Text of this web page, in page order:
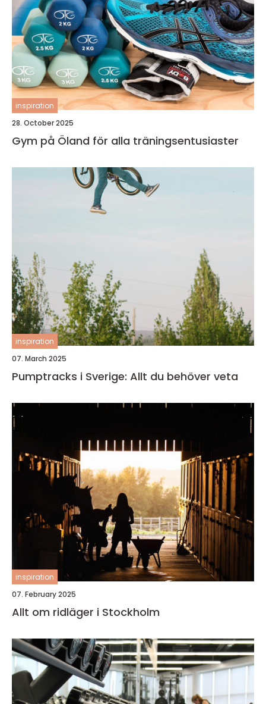
inspiration
28. October 2025
Gym på Öland för alla träningsentusiaster
inspiration
07. March 2025
Pumptracks i Sverige: Allt du behöver veta
inspiration
07. February 2025
Allt om ridläger i Stockholm